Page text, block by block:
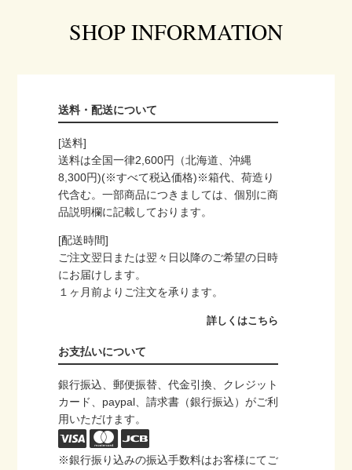
SHOP INFORMATION
送料・配送について
[送料]
送料は全国一律2,600円（北海道、沖縄
8,300円)(※すべて税込価格)※箱代、荷造り
代含む。一部商品につきましては、個別に商
品説明欄に記載しております。
[配送時間]
ご注文翌日または翌々日以降のご希望の日時
にお届けします。
１ヶ月前よりご注文を承ります。
詳しくはこちら
お支払いについて
銀行振込、郵便振替、代金引換、クレジット
カード、paypal、請求書（銀行振込）がご利
用いただけます。
※銀行振り込みの振込手数料はお客様にてご